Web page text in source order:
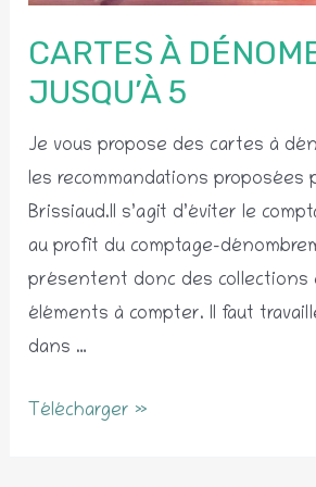
CARTES À
JUSQU’À 5
Je vous propose des cartes à
les recommandations proposées
Brissiaud.Il s’agit d’éviter le
au profit du comptage-
présentent donc des collections
éléments à compter. Il faut
dans …
Cartes
Télécharger »